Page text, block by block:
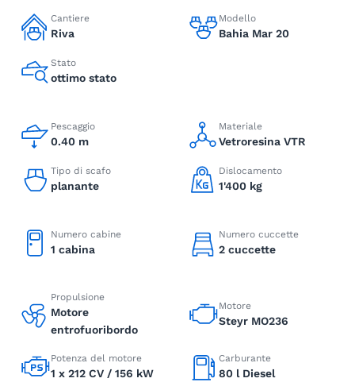
Cantiere
Riva
Modello
Bahia Mar 20
Stato
ottimo stato
Pescaggio
0.40 m
Materiale
Vetroresina VTR
Tipo di scafo
planante
Dislocamento
1'400 kg
Numero cabine
1 cabina
Numero cuccette
2 cuccette
Propulsione
Motore
entrofuoribordo
Motore
Steyr MO236
Potenza del motore
1 x 212 CV / 156 kW
Carburante
80 l Diesel